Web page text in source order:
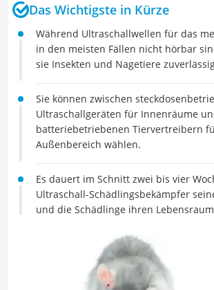
Das Wichtigste in Kürze
Während Ultraschallwellen für das
in den meisten Fällen nicht hörbar
sie Insekten und Nagetiere
Sie können zwischen
Ultraschallgeräten für Innenräume
batteriebetriebenen Tiervertreibern
Außenbereich wählen.
Es dauert im Schnitt zwei bis vier
Ultraschall-Schädlingsbekämpfer
und die Schädlinge ihren